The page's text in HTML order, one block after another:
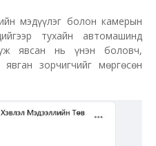
мэдүүлэг болон камерын
тухайн автомашинд
явсан нь үнэн боловч,
зорчигчийг мөргөсөн